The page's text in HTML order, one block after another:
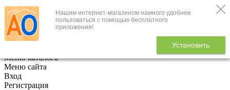
Нашим интернет-магазином намного удобнее
пользоваться с помощью бесплатного
приложения!
Установить
+7 (495) 646-888-1
В корзине
Меню каталога
Меню сайта
Вход
Регистрация